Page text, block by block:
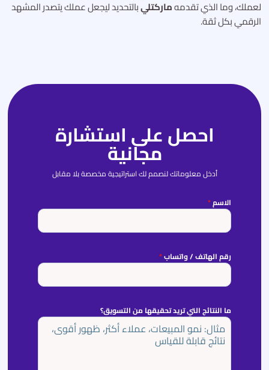
لعملك، وما الذي تقدمهماركتليبالتحديد ليجعل عملك يتصدر المشهد
الرقمي بكل ثقة.
احصل على استشارة
مجانية
أدخل معلوماتك لنصمم لك استراتيجية مخصصة بلا مقابل
الاسم*
رقم الهاتف / واتساب*
ما النتائج التي تريد تحقيقها من التسويق؟